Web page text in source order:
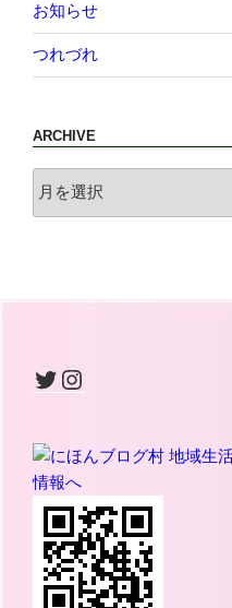
お知らせ
つれづれ
ARCHIVE
Twitter
Instagram